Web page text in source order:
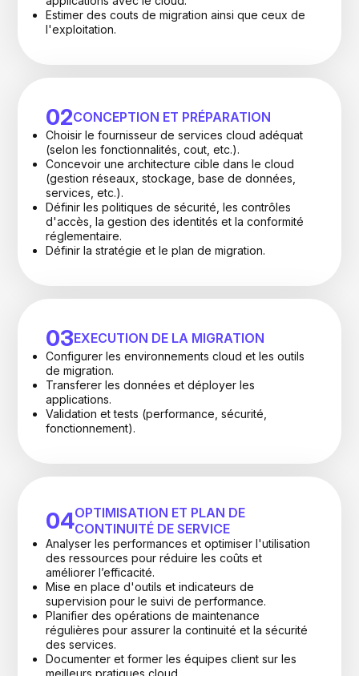
Estimer des couts de migration ainsi que ceux de
l'exploitation.
02CONCEPTION ET PRÉPARATION
Choisir le fournisseur de services cloud adéquat
(selon les fonctionnalités, cout, etc.).
Concevoir une architecture cible dans le cloud
(gestion réseaux, stockage, base de données,
services, etc.).
Définir les politiques de sécurité, les contrôles
d'accès, la gestion des identités et la conformité
réglementaire.
Définir la stratégie et le plan de migration.
03EXECUTION DE LA MIGRATION
Configurer les environnements cloud et les outils
de migration.
Transferer les données et déployer les
applications.
Validation et tests (performance, sécurité,
fonctionnement).
04OPTIMISATION ET PLAN DE
CONTINUITÉ DE SERVICE
Analyser les performances et optimiser l'utilisation
des ressources pour réduire les coûts et
améliorer l’efficacité.
Mise en place d'outils et indicateurs de
supervision pour le suivi de performance.
Planifier des opérations de maintenance
régulières pour assurer la continuité et la sécurité
des services.
Documenter et former les équipes client sur les
meilleurs pratiques cloud.